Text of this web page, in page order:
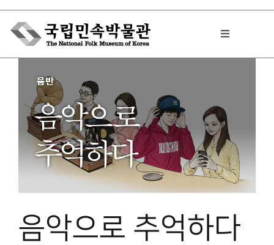
Skip
content
Toggle
박물관에서는
민속이야기
원문보기 PDF
음악으로 추억하다